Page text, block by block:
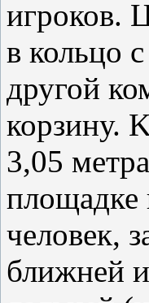
игроков.
в кольцо
другой
корзину.
3,05
площадке
человек,
ближней